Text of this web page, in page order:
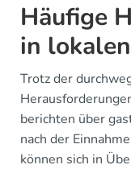
Häufige
in
Trotz der
berichten über
nach der
können sich in